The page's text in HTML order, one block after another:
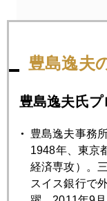
7月 8月
中東のバレンタイ
2009年02月26日
豊島逸夫
豊島逸夫氏
豊島逸夫事務所
1948年、東京
経済専攻）。
スイス銀行で